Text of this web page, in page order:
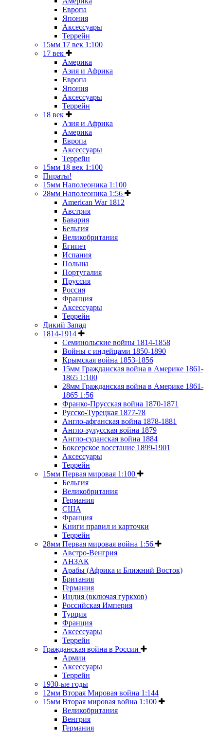
Европа
Япония
Аксессуары
Террейн
15мм 17 век 1:100
17 век
Америка
Азия и Африка
Европа
Япония
Аксессуары
Террейн
18 век
Азия и Африка
Америка
Европа
Аксессуары
Террейн
15мм 18 век 1:100
Пираты!
15мм Наполеоника 1:100
28мм Наполеоника 1:56
American War 1812
Австрия
Бавария
Бельгия
Великобритания
Египет
Испания
Польша
Португалия
Пруссия
Россия
Франция
Аксессуары
Террейн
Дикий Запад
1814-1914
Семинольские войны 1814-1858
Войны с индейцами 1850-1890
Крымская война 1853-1856
15мм Гражданская война в Америке 1861-
1865 1:100
28мм Гражданская война в Америке 1861-
1865 1:56
Франко-Прусская война 1870-1871
Русско-Турецкая 1877-78
Англо-афганская война 1878-1881
Англо-зулусская война 1879
Англо-суданская война 1884
Боксерское восстание 1899-1901
Аксессуары
Террейн
15мм Первая мировая 1:100
Бельгия
Великобритания
Германия
США
Франция
Книги правил и карточки
Террейн
28мм Первая мировая война 1:56
Австро-Венгрия
АНЗАК
Арабы (Африка и Ближний Восток)
Британия
Германия
Индия (включая гуркхов)
Российская Империя
Турция
Франция
Аксессуары
Террейн
Гражданская война в России
Армии
Аксессуары
Террейн
1930-ые годы
12мм Вторая Мировая война 1:144
15мм Вторая мировая война 1:100
Великобритания
Венгрия
Германия